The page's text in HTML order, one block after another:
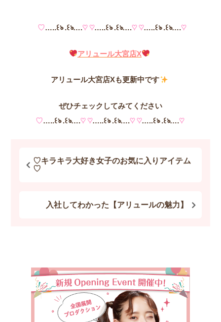
♡…..꒰ঌ .꒰ঌ….♡ ♡…..꒰ঌ .꒰ঌ….♡ ♡…..꒰ঌ .꒰ঌ….♡
アリュール大宮店X
アリュール大宮店Xも更新中です
ぜひチェックしてみてください
♡…..꒰ঌ .꒰ঌ….♡ ♡…..꒰ঌ .꒰ঌ….♡ ♡…..꒰ঌ .꒰ঌ….♡
♡キラキラ大好き女子のお気に入りアイテム
♡
入社してわかった【アリュールの魅力】